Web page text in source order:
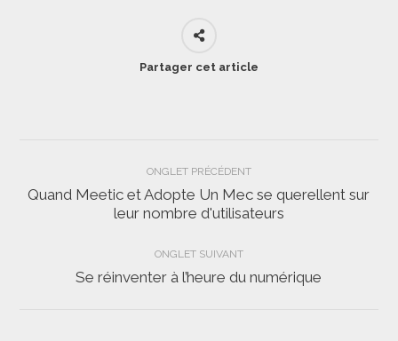
Partager cet article
Navigation
de
ONGLET PRÉCÉDENT
Onglet
Quand Meetic et Adopte Un Mec se querellent sur
leur nombre d'utilisateurs
ONGLET SUIVANT
Onglet
Se réinventer à l’heure du numérique